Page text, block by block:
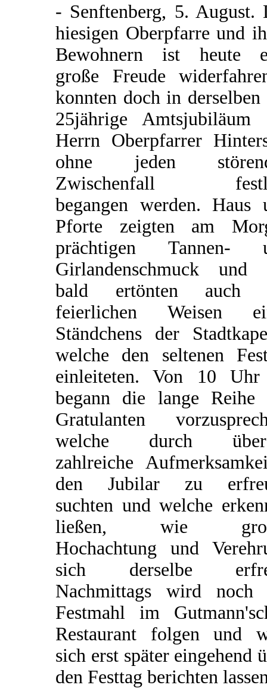
- Senftenberg, 5. August.
hiesigen Oberpfarre und
Bewohnern ist heute
große Freude
konnten doch in derselben
25jährige Amtsjubiläum
Herrn Oberpfarrer
ohne jeden
Zwischenfall
begangen werden. Haus
Pforte zeigten am
prächtigen Tannen-
Girlandenschmuck und
bald ertönten auch
feierlichen Weisen
Ständchens der
welche den seltenen
einleiteten. Von 10
begann die lange Reihe
Gratulanten
welche durch
zahlreiche
den Jubilar zu
suchten und welche
ließen, wie
Hochachtung und
sich derselbe
Nachmittags wird noch
Festmahl im
Restaurant folgen und
sich erst später eingehend
den Festtag berichten